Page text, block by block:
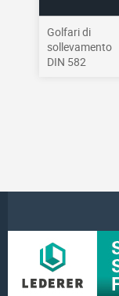
Golfari di
sollevamento
DIN 582